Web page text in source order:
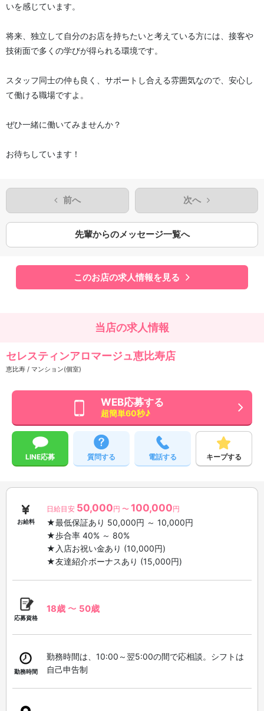
いを感じています。
将来、独立して自分のお店を持ちたいと考えている方には、接客や
技術面で多くの学びが得られる環境です。
スタッフ同士の仲も良く、サポートし合える雰囲気なので、安心し
て働ける職場ですよ。
ぜひ一緒に働いてみませんか？
お待ちしています！
前へ 次へ
先輩からのメッセージ一覧へ
このお店の求人情報を見る
当店の求人情報
セレスティンアロマージュ恵比寿店
恵比寿 / マンション(個室)
WEB応募する
超簡単60秒♪
LINE応募 質問する 電話する キープする
お給料
日給目安 50,000円 〜 100,000円
★最低保証あり 50,000円 ～ 10,000円
★歩合率 40% ～ 80%
★入店お祝い金あり (10,000円)
★友達紹介ボーナスあり (15,000円)
応募資格
18歳〜 50歳
勤務時間
勤務時間は、10:00～翌5:00の間で応相談。シフトは
自己申告制